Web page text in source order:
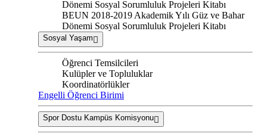
Dönemi Sosyal Sorumluluk Projeleri Kitabı
BEUN 2018-2019 Akademik Yılı Güz ve Bahar
Dönemi Sosyal Sorumluluk Projeleri Kitabı
Sosyal Yaşam
Öğrenci Temsilcileri
Kulüpler ve Topluluklar
Koordinatörlükler
Engelli Öğrenci Birimi
Spor Dostu Kampüs Komisyonu